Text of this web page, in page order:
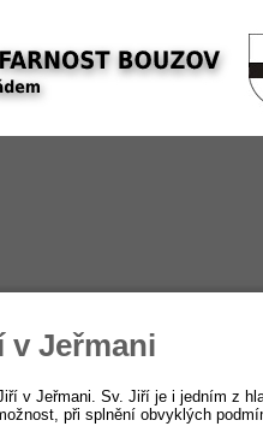
v Jeřmani
v Jeřmani. Sv. Jiří je i jedním z
při splnění obvyklých